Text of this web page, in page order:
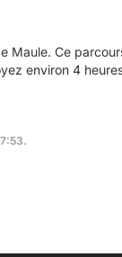
Ce
environ 4